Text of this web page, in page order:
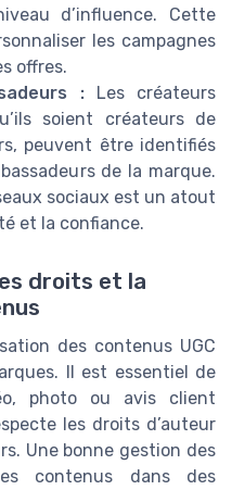
d’influence. Cette
les campagnes
offres.
:Les créateurs
soient créateurs de
peuvent être identifiés
de la marque.
sociaux est un atout
et la confiance.
droits et la
des contenus UGC
Il est essentiel de
photo ou avis client
les droits d’auteur
Une bonne gestion des
contenus dans des